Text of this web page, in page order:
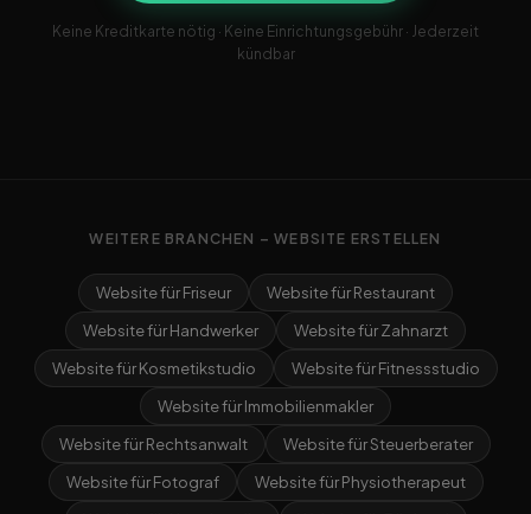
Keine Kreditkarte nötig · Keine Einrichtungsgebühr · Jederzeit
kündbar
WEITERE BRANCHEN – WEBSITE ERSTELLEN
Website für Friseur
Website für Restaurant
Website für Handwerker
Website für Zahnarzt
Website für Kosmetikstudio
Website für Fitnessstudio
Website für Immobilienmakler
Website für Rechtsanwalt
Website für Steuerberater
Website für Fotograf
Website für Physiotherapeut